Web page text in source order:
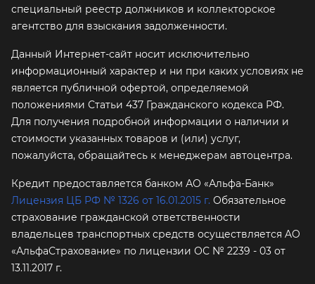
специальный реестр должников и коллекторское
агентство для взыскания задолженности.
Данный Интернет-сайт носит исключительно
информационный характер и ни при каких условиях не
является публичной офертой, определяемой
положениями Статьи 437 Гражданского кодекса РФ.
Для получения подробной информации о наличии и
стоимости указанных товаров и (или) услуг,
пожалуйста, обращайтесь к менеджерам автоцентра.
Кредит предоставляется банком АО «Альфа-Банк»
Лицензия ЦБ РФ № 1326 от 16.01.2015 г. Обязательное
страхование гражданской ответственности
владельцев транспортных средств осуществляется AO
«АльфаСтрахование» по лицензии ОС № 2239 - 03 от
13.11.2017 г.